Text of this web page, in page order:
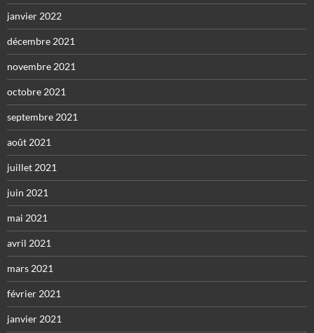
janvier 2022
décembre 2021
novembre 2021
octobre 2021
septembre 2021
août 2021
juillet 2021
juin 2021
mai 2021
avril 2021
mars 2021
février 2021
janvier 2021